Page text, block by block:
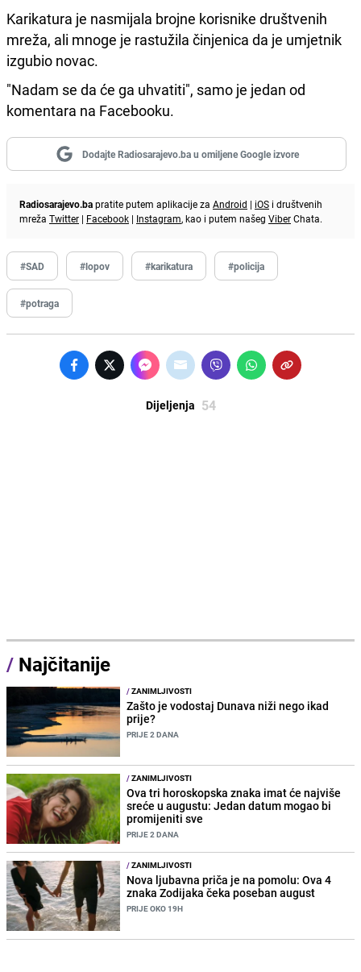
Karikatura je nasmijala brojne korisnike društvenih
mreža, ali mnoge je rastužila činjenica da je umjetnik
izgubio novac.
"Nadam se da će ga uhvatiti", samo je jedan od
komentara na Facebooku.
Dodajte Radiosarajevo.ba u omiljene Google izvore
Radiosarajevo.bapratite putem aplikacije za Android | iOS i društvenih
mreža Twitter | Facebook | Instagram, kao i putem našeg ViberChata.
#SAD #lopov #karikatura #policija
#potraga
Dijeljenja 54
/ Najčitanije
/ZANIMLJIVOSTI
Zašto je vodostaj Dunava niži nego ikad
prije?
PRIJE 2 DANA
/ZANIMLJIVOSTI
Ova tri horoskopska znaka imat će najviše
sreće u augustu: Jedan datum mogao bi
promijeniti sve
PRIJE 2 DANA
/ZANIMLJIVOSTI
Nova ljubavna priča je na pomolu: Ova 4
znaka Zodijaka čeka poseban august
PRIJE OKO 19H